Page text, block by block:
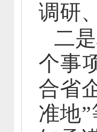
调研
二
个事
合省
准地